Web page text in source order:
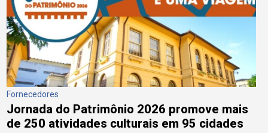
Fornecedores
Jornada do Patrimônio 2026 promove mais
de 250 atividades culturais em 95 cidades